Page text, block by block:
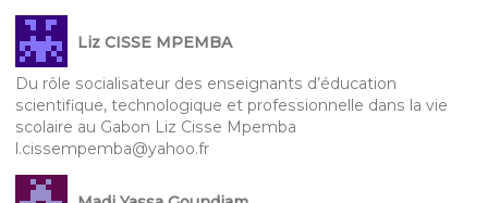
Liz CISSE MPEMBA
Du rôle socialisateur des enseignants d’éducation
scientifique, technologique et professionnelle dans la vie
scolaire au Gabon Liz Cisse Mpemba
l.cissempemba@yahoo.fr